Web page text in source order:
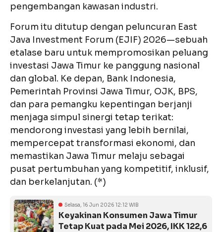
pengembangan kawasan industri.
Forum itu ditutup dengan peluncuran East
Java Investment Forum (EJIF) 2026—sebuah
etalase baru untuk mempromosikan peluang
investasi Jawa Timur ke panggung nasional
dan global. Ke depan, Bank Indonesia,
Pemerintah Provinsi Jawa Timur, OJK, BPS,
dan para pemangku kepentingan berjanji
menjaga simpul sinergi tetap terikat:
mendorong investasi yang lebih bernilai,
mempercepat transformasi ekonomi, dan
memastikan Jawa Timur melaju sebagai
pusat pertumbuhan yang kompetitif, inklusif,
dan berkelanjutan. (*)
Selasa, 16 Jun 2026 12:12 WIB
Keyakinan Konsumen Jawa Timur
Tetap Kuat pada Mei 2026, IKK 122,6